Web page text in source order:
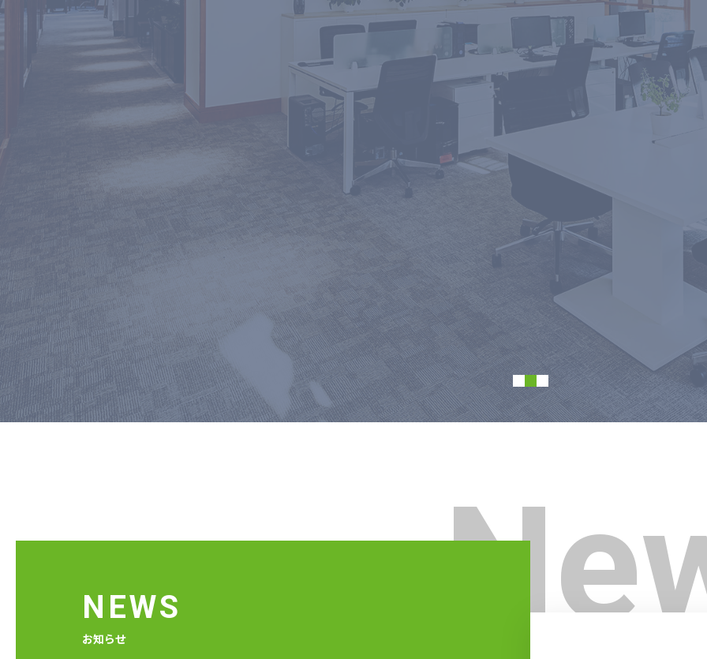
万一のランサムウェアの感染に備えて、事前にバックアップを取得
BCP対策として有事の事態でも、データを安全に保管することができます。
MORE
NEWS
お知らせ